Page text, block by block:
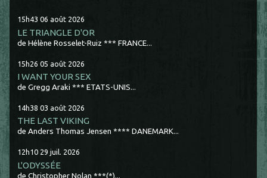
15h43 06 août 2026
LE TRIANGLE D'OR
de Hélène Rosselet-Ruiz *** FRANCE...
15h26 05 août 2026
I WANT YOUR SEX
de Gregg Araki *** ETATS-UNIS...
14h38 03 août 2026
THE LAST VIKING
de Anders Thomas Jensen **** DANEMARK...
12h10 29 juil. 2026
L'ODYSSÉE
de Christopher Nolan ***(*)...